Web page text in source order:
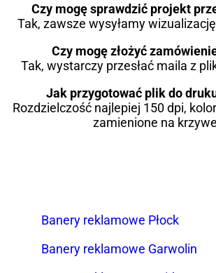
Czy mogę sprawdzić projekt
Tak, zawsze wysyłamy
Czy mogę złożyć
Tak, wystarczy przesłać maila z
Jak przygotować plik do
Rozdzielczość najlepiej 150 dpi,
zamienione na
Banery reklamowe Płock
Banery reklamowe Garwolin